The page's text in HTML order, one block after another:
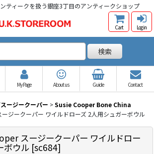
ティークを扱う銀座3丁目のアンティークショップ
Cart Log in
検索
My Page About us Guide Contact
ージークーパー >Susie Cooper Bone China
ジークーパー ワイルドローズ 2人用シュガーボウル
スージークーパー ワイルドロー
ボウル [sc684]